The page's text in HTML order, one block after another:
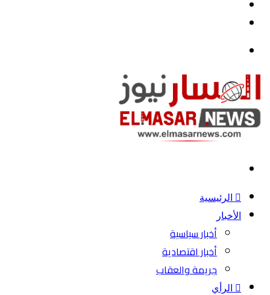
الرئيسية
الأخبار
أخبار سياسية
أخبار اقتصادية
جريمة والعقاب
الرأي